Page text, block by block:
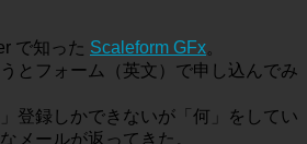
で知った Scaleform GFx。
とフォーム（英文）で申し込んでみ
登録しかできないが「何」をしてい
メールが返ってきた。